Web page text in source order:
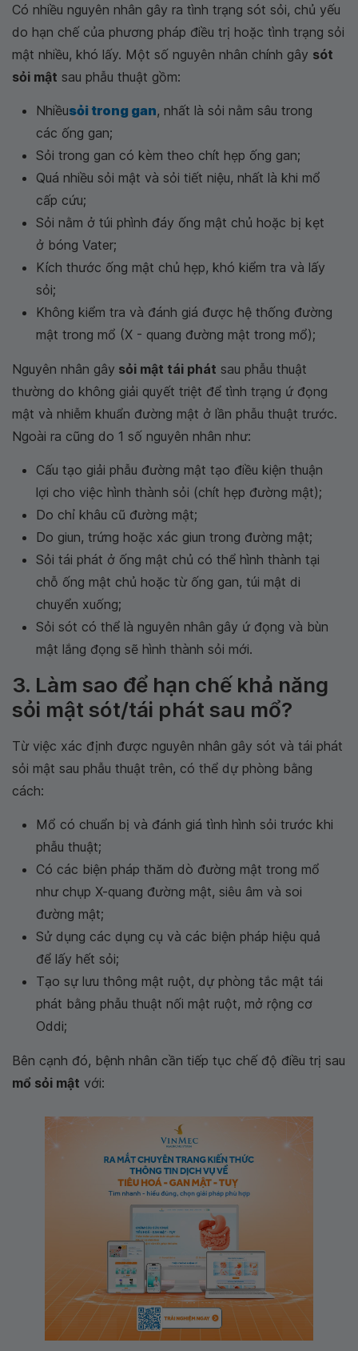
Có nhiều nguyên nhân gây ra tình trạng sót sỏi, chủ yếu
do hạn chế của phương pháp điều trị hoặc tình trạng sỏi
mật nhiều, khó lấy. Một số nguyên nhân chính gây sót
sỏi mật sau phẫu thuật gồm:
Nhiềusỏi trong gan, nhất là sỏi nằm sâu trong
các ống gan;
Sỏi trong gan có kèm theo chít hẹp ống gan;
Quá nhiều sỏi mật và sỏi tiết niệu, nhất là khi mổ
cấp cứu;
Sỏi nằm ở túi phình đáy ống mật chủ hoặc bị kẹt
ở bóng Vater;
Kích thước ống mật chủ hẹp, khó kiểm tra và lấy
sỏi;
Không kiểm tra và đánh giá được hệ thống đường
mật trong mổ (X - quang đường mật trong mổ);
Nguyên nhân gây sỏi mật tái phát sau phẫu thuật
thường do không giải quyết triệt để tình trạng ứ đọng
mật và nhiễm khuẩn đường mật ở lần phẫu thuật trước.
Ngoài ra cũng do 1 số nguyên nhân như:
Cấu tạo giải phẫu đường mật tạo điều kiện thuận
lợi cho việc hình thành sỏi (chít hẹp đường mật);
Do chỉ khâu cũ đường mật;
Do giun, trứng hoặc xác giun trong đường mật;
Sỏi tái phát ở ống mật chủ có thể hình thành tại
chỗ ống mật chủ hoặc từ ống gan, túi mật di
chuyển xuống;
Sỏi sót có thể là nguyên nhân gây ứ đọng và bùn
mật lắng đọng sẽ hình thành sỏi mới.
3. Làm sao để hạn chế khả năng
sỏi mật sót/tái phát sau mổ?
Từ việc xác định được nguyên nhân gây sót và tái phát
sỏi mật sau phẫu thuật trên, có thể dự phòng bằng
cách:
Mổ có chuẩn bị và đánh giá tình hình sỏi trước khi
phẫu thuật;
Có các biện pháp thăm dò đường mật trong mổ
như chụp X-quang đường mật, siêu âm và soi
đường mật;
Sử dụng các dụng cụ và các biện pháp hiệu quả
để lấy hết sỏi;
Tạo sự lưu thông mật ruột, dự phòng tắc mật tái
phát bằng phẫu thuật nối mật ruột, mở rộng cơ
Oddi;
Bên cạnh đó, bệnh nhân cần tiếp tục chế độ điều trị sau
mổ sỏi mật với: